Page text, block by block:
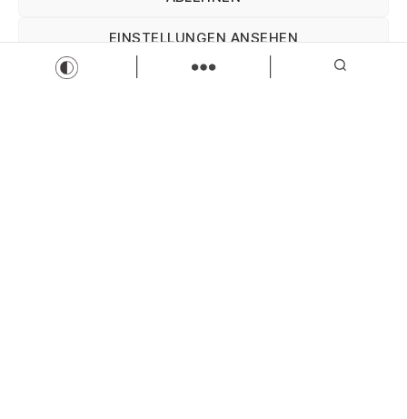
EINSTELLUNGEN ANSEHEN
Impressum Impressum
Load more